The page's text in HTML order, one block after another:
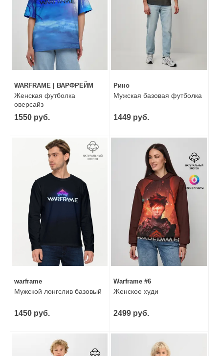
WARFRAME | ВАРФРЕЙМ
Женская футболка
оверсайз
1550 руб.
Рино
Мужская базовая футболка
1449 руб.
warframe
Мужской лонгслив базовый
1450 руб.
Warframe #6
Женское худи
2499 руб.